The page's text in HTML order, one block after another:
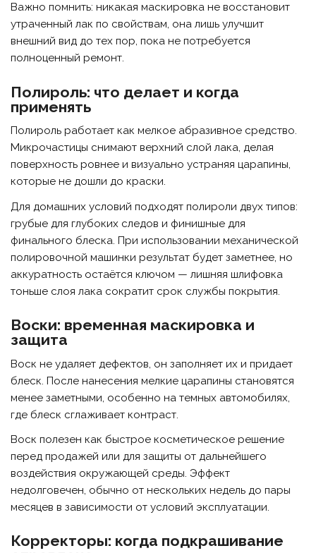
Важно помнить: никакая маскировка не восстановит
утраченный лак по свойствам, она лишь улучшит
внешний вид до тех пор, пока не потребуется
полноценный ремонт.
Полироль: что делает и когда
применять
Полироль работает как мелкое абразивное средство.
Микрочастицы снимают верхний слой лака, делая
поверхность ровнее и визуально устраняя царапины,
которые не дошли до краски.
Для домашних условий подходят полироли двух типов:
грубые для глубоких следов и финишные для
финального блеска. При использовании механической
полировочной машинки результат будет заметнее, но
аккуратность остаётся ключом — лишняя шлифовка
тоньше слоя лака сократит срок службы покрытия.
Воски: временная маскировка и
защита
Воск не удаляет дефектов, он заполняет их и придает
блеск. После нанесения мелкие царапины становятся
менее заметными, особенно на темных автомобилях,
где блеск сглаживает контраст.
Воск полезен как быстрое косметическое решение
перед продажей или для защиты от дальнейшего
воздействия окружающей среды. Эффект
недолговечен, обычно от нескольких недель до пары
месяцев в зависимости от условий эксплуатации.
Корректоры: когда подкрашивание